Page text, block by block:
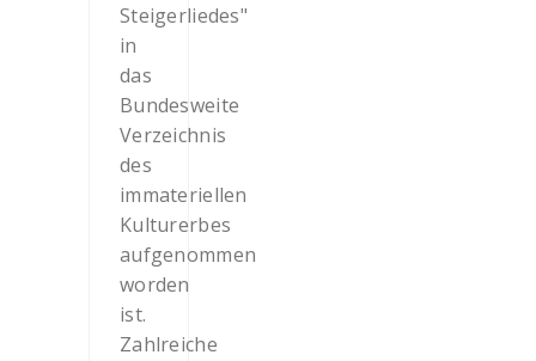
Steigerliedes"
in
das
Bundesweite
Verzeichnis
des
immateriellen
Kulturerbes
aufgenommen
worden
ist.
Zahlreiche